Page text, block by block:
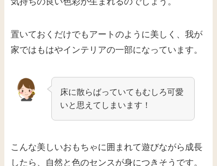
置いておくだけでもアートのように美しく、我が
家ではもはやインテリアの一部になっています。
床に散らばっていてもむしろ可愛
いと思えてしまいます！
こんな美しいおもちゃに囲まれて遊びながら成長
したら、自然と色のセンスが身につきそうです。